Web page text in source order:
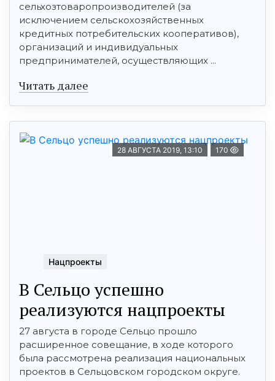
сельхозтоваропроизводителей (за
исключением сельскохозяйственных
кредитных потребительских кооперативов),
организаций и индивидуальных
предпринимателей, осуществляющих ...
Читать далее
28 АВГУСТА 2019, 13:10 170
Нацпроекты
В Сельцо успешно
реализуются нацпроекты
27 августа в городе Сельцо прошло
расширенное совещание, в ходе которого
была рассмотрена реализация национальных
проектов в Сельцовском городском округе.